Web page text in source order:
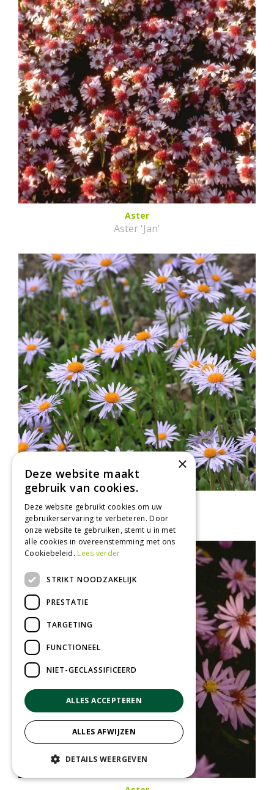
Aster
Aster 'Jan'
Aster
Aster farreri 'Berggarten'
×
Deze website maakt
gebruik van cookies.
Deze website gebruikt cookies om uw
gebruikerservaring te verbeteren. Door
onze website te gebruiken, stemt u in met
alle cookies in overeenstemming met ons
Cookiebeleid.Lees verder
STRIKT NOODZAKELIJK
PRESTATIE
TARGETING
FUNCTIONEEL
NIET-GECLASSIFICEERD
ALLES ACCEPTEREN
ALLES AFWIJZEN
DETAILS WEERGEVEN